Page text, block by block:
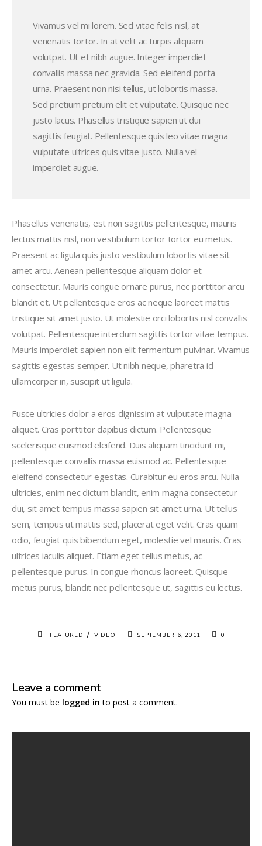
Vivamus vel mi lorem. Sed vitae felis nisl, at
venenatis tortor. In at velit ac turpis aliquam
volutpat. Ut et nibh augue. Integer imperdiet
convallis massa nec gravida. Sed eleifend porta
urna. Praesent non nisi tellus, ut lobortis massa.
Sed pretium pretium elit et vulputate. Quisque nec
justo lacus. Phasellus tristique sapien ut dui
sagittis feugiat. Pellentesque quis leo vitae magna
vulputate ultrices quis vitae justo. Nulla vel
imperdiet augue.
Phasellus venenatis, est non sagittis pellentesque, mauris
lectus mattis nisl, non vestibulum tortor tortor eu metus.
Praesent ac ligula quis justo vestibulum lobortis vitae sit
amet arcu. Aenean pellentesque aliquam dolor et
consectetur. Mauris congue ornare purus, nec porttitor arcu
blandit et. Ut pellentesque eros ac neque laoreet mattis
tristique sit amet justo. Ut molestie orci lobortis nisl convallis
volutpat. Pellentesque interdum sagittis tortor vitae tempus.
Mauris imperdiet sapien non elit fermentum pulvinar. Vivamus
sagittis egestas semper. Ut nibh neque, pharetra id
ullamcorper in, suscipit ut ligula.
Fusce ultricies dolor a eros dignissim at vulputate magna
aliquet. Cras porttitor dapibus dictum. Pellentesque
scelerisque euismod eleifend. Duis aliquam tincidunt mi,
pellentesque convallis massa euismod ac. Pellentesque
eleifend consectetur egestas. Curabitur eu eros arcu. Nulla
ultricies, enim nec dictum blandit, enim magna consectetur
dui, sit amet tempus massa sapien sit amet urna. Ut tellus
sem, tempus ut mattis sed, placerat eget velit. Cras quam
odio, feugiat quis bibendum eget, molestie vel mauris. Cras
ultrices iaculis aliquet. Etiam eget tellus metus, ac
pellentesque purus. In congue rhoncus laoreet. Quisque
metus purus, blandit nec pellentesque ut, sagittis eu lectus.
FEATURED / VIDEO SEPTEMBER 6, 2011 0
Leave a comment
You must be logged in to post a comment.